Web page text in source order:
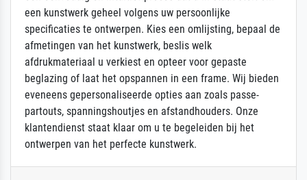
een kunstwerk geheel volgens uw persoonlijke
specificaties te ontwerpen. Kies een omlijsting, bepaal de
afmetingen van het kunstwerk, beslis welk
afdrukmateriaal u verkiest en opteer voor gepaste
beglazing of laat het opspannen in een frame. Wij bieden
eveneens gepersonaliseerde opties aan zoals passe-
partouts, spanningshoutjes en afstandhouders. Onze
klantendienst staat klaar om u te begeleiden bij het
ontwerpen van het perfecte kunstwerk.